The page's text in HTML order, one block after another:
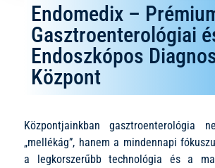
Endomedix –
Gasztroenterológiai
Endoszkópos
Központ
Központjainkban gasztroenterológia
„mellékág”, hanem a mindennapi
a legkorszerűbb technológia és a